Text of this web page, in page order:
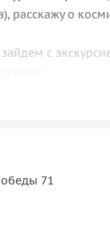
расскажу о
с
баскетбольная
команды?
71